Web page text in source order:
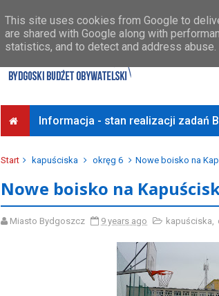
Informacja - stan realizacji zadań
Start kapuściska okręg 6 Nowe boisko na
Nowe boisko na
Miasto Bydgoszcz 9 years ago kapuściska,
This site uses cookies from Google to
are shared with Google along with
statistics, and to detect and address abuse.